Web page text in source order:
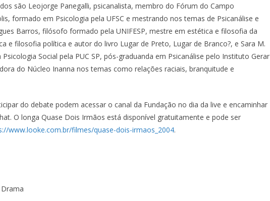
n
e
n
s
e
u
m
c
são Leojorge Panegalli, psicanalista, membro do Fórum do Campo
formado em Psicologia pela UFSC e mestrando nos temas de Psicanálise e
Barros, filósofo formado pela UNIFESP, mestre em estética e filosofia da
e filosofia política e autor do livro Lugar de Preto, Lugar de Branco?, e Sara M.
Social pela PUC SP, pós-graduanda em Psicanálise pelo Instituto Gerar
do Núcleo Inanna nos temas como relações raciais, branquitude e
do debate podem acessar o canal da Fundação no dia da live e encaminhar
O longa Quase Dois Irmãos está disponível gratuitamente e pode ser
www.looke.com.br/filmes/quase-dois-irmaos_2004.